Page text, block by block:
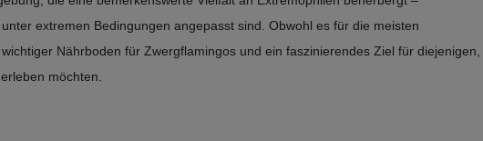
extremen Bedingungen angepasst sind. Obwohl es für die meisten
Nährboden für Zwergflamingos und ein faszinierendes Ziel für diejenigen,
möchten.